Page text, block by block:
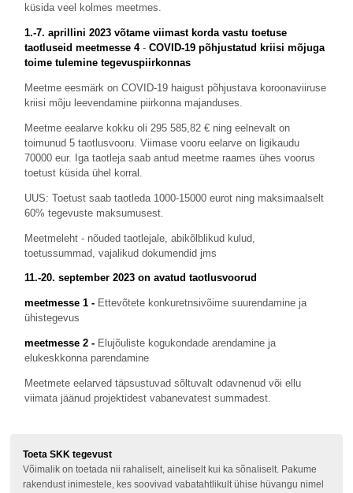
küsida veel kolmes meetmes.
1.-7. aprillini 2023 võtame viimast korda vastu toetuse
taotluseid meetmesse 4 - COVID-19 põhjustatud kriisi mõjuga
toime tulemine tegevuspiirkonnas
Meetme eesmärk on COVID-19 haigust põhjustava koroonaviiruse
kriisi mõju leevendamine piirkonna majanduses.
Meetme eealarve kokku oli 295 585,82 € ning eelnevalt on
toimunud 5 taotlusvooru. Viimase vooru eelarve on ligikaudu
70000 eur. Iga taotleja saab antud meetme raames ühes voorus
toetust küsida ühel korral.
UUS: Toetust saab taotleda 1000-15000 eurot ning maksimaalselt
60% tegevuste maksumusest.
Meetmeleht - nõuded taotlejale, abikõlblikud kulud,
toetussummad, vajalikud dokumendid jms
11.-20. september 2023 on avatud taotlusvoorud
meetmesse 1 - Ettevõtete konkuretnsivõime suurendamine ja
ühistegevus
meetmesse 2 - Elujõuliste kogukondade arendamine ja
elukeskkonna parendamine
Meetmete eelarved täpsustuvad sõltuvalt odavnenud või ellu
viimata jäänud projektidest vabanevatest summadest.
Toeta SKK tegevust
Võimalik on toetada nii rahaliselt, aineliselt kui ka sõnaliselt. Pakume
rakendust inimestele, kes soovivad vabatahtlikult ühise hüvangu nimel